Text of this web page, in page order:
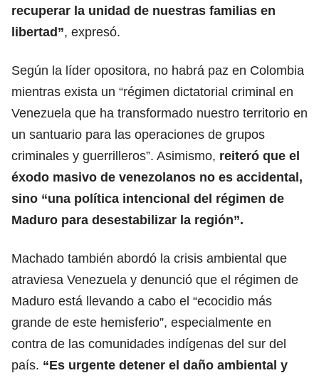
recuperar la unidad de nuestras familias en
libertad”, expresó.
Según la líder opositora, no habrá paz en Colombia
mientras exista un “régimen dictatorial criminal en
Venezuela que ha transformado nuestro territorio en
un santuario para las operaciones de grupos
criminales y guerrilleros”. Asimismo, reiteró que el
éxodo masivo de venezolanos no es accidental,
sino “una política intencional del régimen de
Maduro para desestabilizar la región”.
Machado también abordó la crisis ambiental que
atraviesa Venezuela y denunció que el régimen de
Maduro está llevando a cabo el “ecocidio más
grande de este hemisferio”, especialmente en
contra de las comunidades indígenas del sur del
país. “Es urgente detener el daño ambiental y